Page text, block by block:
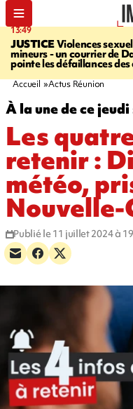
13:49
JUSTICEViolences
mineurs - un courrier de
pointe les défaillances des
Accueil Actus Réunion
À la une de ce
Les
retenir :
météo,
Nouvelle-
Publié le 11 juillet 2024 à